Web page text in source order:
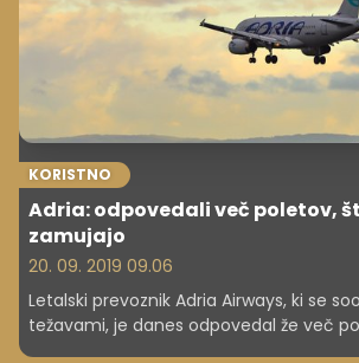
KORISTNO
Adria: odpovedali več poletov,
zamujajo
20. 09. 2019 09.06
Letalski prevoznik Adria Airways, ki se
težavami, je danes odpovedal že več